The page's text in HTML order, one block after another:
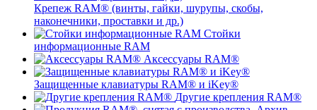
Крепеж RAM® (винты, гайки, шурупы, скобы,
наконечники, проставки и др.)
Стойки
информационные RAM
Аксессуары RAM®
Защищенные клавиатуры RAM® и iKey®
Другие крепления RAM®